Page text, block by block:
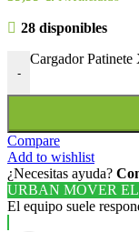
28 disponibles
-
Cargador
Compare
Add to wishlist
¿Necesitas ayuda?
URBAN MOVER
El equipo suele